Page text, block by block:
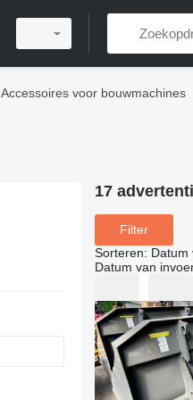
Accessoires voor bouwmachines
17
Filter
Sorteren: Datum
Datum van